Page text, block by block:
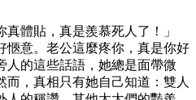
真體貼，真是羨慕死人了！」
愜意。老公這麼疼你，真是你好
人的這些話語，她總是面帶微
，真相只有她自己知道：雙人